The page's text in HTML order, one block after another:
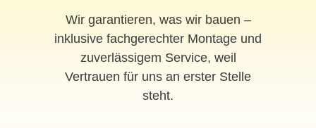
Wir garantieren, was wir bauen –
inklusive fachgerechter Montage und
zuverlässigem Service, weil
Vertrauen für uns an erster Stelle
steht.